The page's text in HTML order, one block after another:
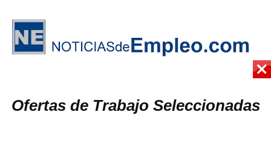
Ofertas de Trabajo Seleccionadas